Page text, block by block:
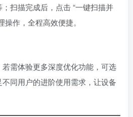
扫描完成后，点击 “一键扫描并
作，全程高效便捷。
需体验更多深度优化功能，可选
同用户的进阶使用需求，让设备